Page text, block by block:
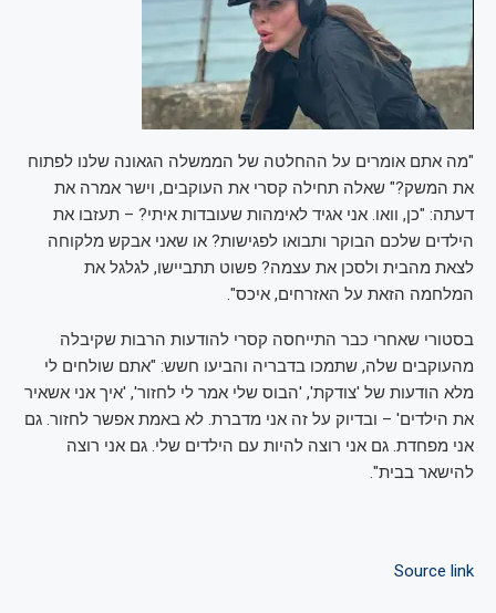
"מה אתם אומרים על ההחלטה של הממשלה הגאונה שלנו לפתוח
את המשק?" שאלה תחילה קסרי את העוקבים, וישר אמרה את
דעתה: "כן, וואו. אני אגיד לאימהות שעובדות איתי? – תעזבו את
הילדים שלכם הבוקר ותבואו לפגישות? או שאני אבקש מלקוחה
לצאת מהבית ולסכן את עצמה? פשוט תתביישו, לגלגל את
המלחמה הזאת על האזרחים, איכס".
בסטורי שאחרי כבר התייחסה קסרי להודעות הרבות שקיבלה
מהעוקבים שלה, שתמכו בדבריה והביעו חשש: "אתם שולחים לי
מלא הודעות של 'צודקת', 'הבוס שלי אמר לי לחזור', 'איך אני אשאיר
את הילדים' – ובדיוק על זה אני מדברת. לא באמת אפשר לחזור. גם
אני מפחדת. גם אני רוצה להיות עם הילדים שלי. גם אני רוצה
להישאר בבית".
Source link